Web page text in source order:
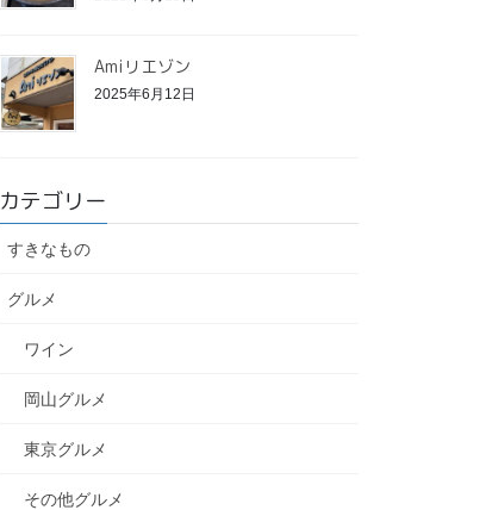
Amiリエゾン
2025年6月12日
カテゴリー
すきなもの
グルメ
ワイン
岡山グルメ
東京グルメ
その他グルメ